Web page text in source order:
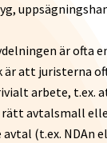
är ofta
är att juristerna
arbete, t.ex.
avtalsmall
(t.ex. NDAn